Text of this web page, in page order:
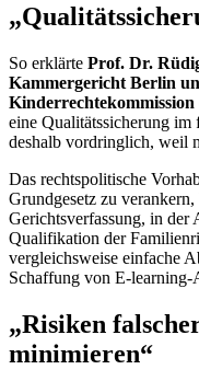
So erklärte Prof. Dr.
Kammergericht Berlin
Kinderrechtekommission
eine Qualitätssicherung
deshalb vordringlich, weil
Das rechtspolitische
Grundgesetz zu
Gerichtsverfassung, in der
Qualifikation der
vergleichsweise einfache
Schaffung von E-learning-
„Risiken
minimieren“